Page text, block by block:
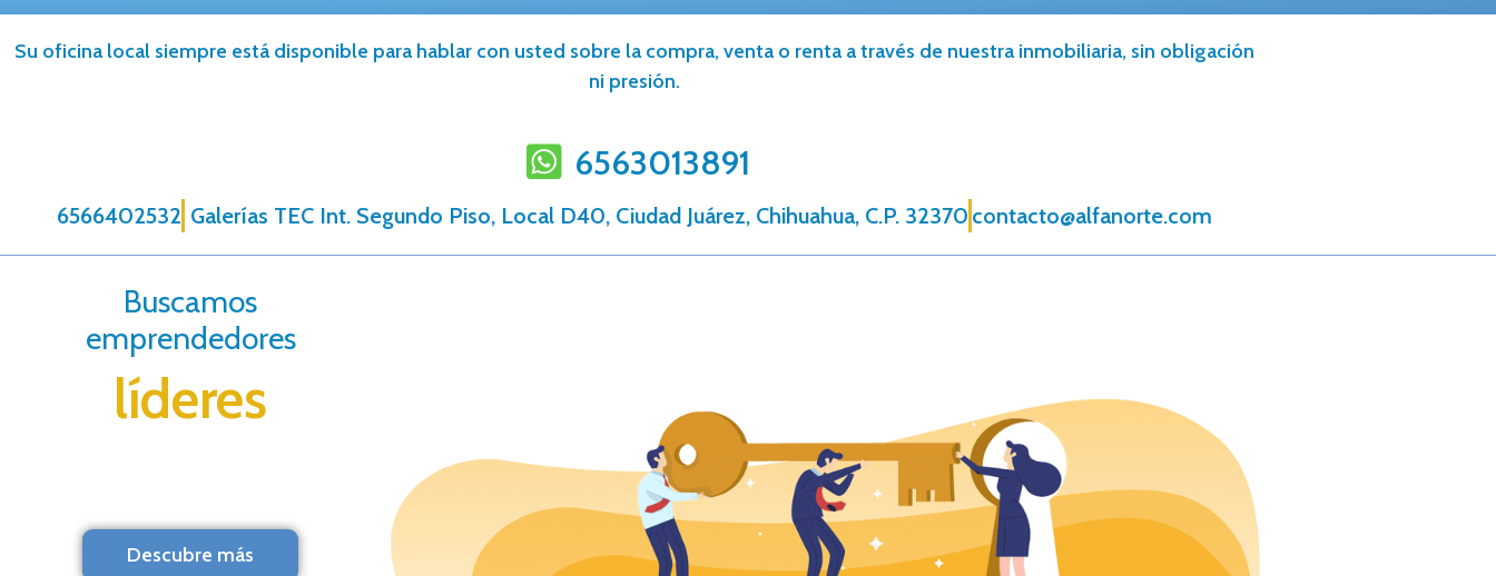
Su oficina local siempre está disponible para hablar con usted sobre la compra, venta o renta a través de nuestra inmobiliaria, sin obligación
ni presión.
6563013891
6566402532 Galerías TEC Int. Segundo Piso, Local D40, Ciudad Juárez, Chihuahua, C.P. 32370 contacto@alfanorte.com
Buscamos
emprendedores
líderes
Descubre más